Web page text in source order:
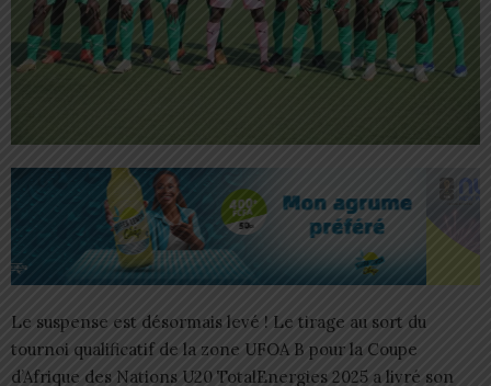
Le suspense est désormais levé ! Le tirage au sort du
tournoi qualificatif de la zone UFOA B pour la Coupe
d’Afrique des Nations U20 TotalEnergies 2025 a livré son